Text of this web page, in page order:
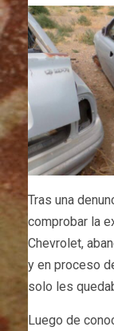
Tras una
comprobar la
Chevrolet,
y en proceso
solo les
Luego de